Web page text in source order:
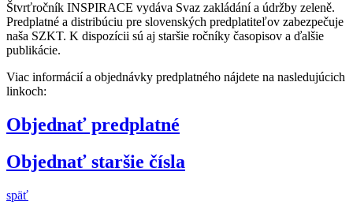
Štvrťročník INSPIRACE vydáva Svaz zakládání a údržby zeleně.
Predplatné a distribúciu pre slovenských predplatiteľov zabezpečuje
naša SZKT. K dispozícii sú aj staršie ročníky časopisov a ďalšie
publikácie.
Viac informácií a objednávky predplatného nájdete na nasledujúcich
linkoch:
Objednať predplatné
Objednať staršie čísla
späť